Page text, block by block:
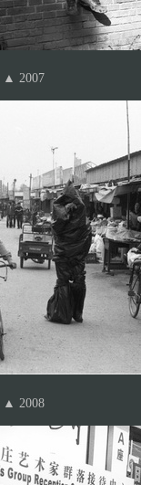
▲ 2007
▲ 2008